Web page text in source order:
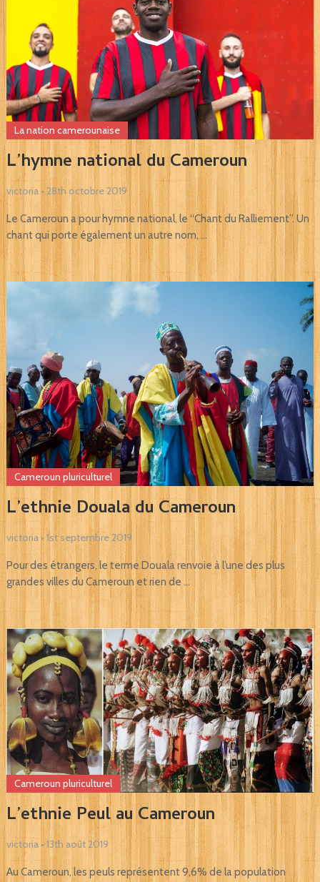
L’hymne national du Cameroun
La nation camerounaise
victoria•28th octobre 2019
Le Cameroun a pour hymne national, le “Chant du Ralliement”. Un
chant qui porte également un autre nom, …
L’ethnie Douala du Cameroun
Cameroun pluriculturel
victoria•1st septembre 2019
Pour des étrangers, le terme Douala renvoie à l’une des plus
grandes villes du Cameroun et rien de …
L’ethnie Peul au Cameroun
Cameroun pluriculturel
victoria•13th août 2019
Au Cameroun, les peuls représentent 9,6% de la population